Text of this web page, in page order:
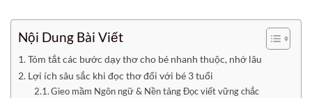
Nội Dung Bài Viết
Tóm tắt các bước dạy thơ cho bé nhanh thuộc, nhớ lâu
Lợi ích sâu sắc khi đọc thơ đối với bé 3 tuổi
Gieo mầm Ngôn ngữ & Nền tảng Đọc viết vững chắc